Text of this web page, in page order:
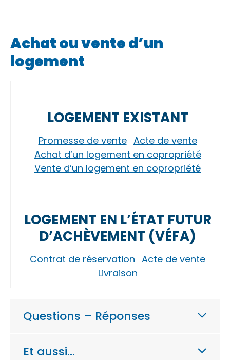
Achat ou vente d’un
logement
LOGEMENT EXISTANT
Promesse de vente Acte de vente
Achat d’un logement en copropriété
Vente d’un logement en copropriété
LOGEMENT EN L’ÉTAT FUTUR
D’ACHÈVEMENT (VÉFA)
Contrat de réservation Acte de vente
Livraison
Questions – Réponses
Et aussi…